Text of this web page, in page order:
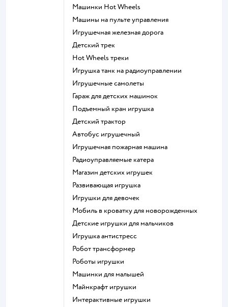
Машинки Hot Wheels
Машины на пульте управления
Игрушечная железная дорога
Детский трек
Hot Wheels треки
Игрушка танк на радиоуправлении
Игрушечные самолеты
Гараж для детских машинок
Подъемный кран игрушка
Детский трактор
Автобус игрушечный
Игрушечная пожарная машина
Радиоуправляемые катера
Магазин детских игрушек
Развивающая игрушка
Игрушки для девочек
Мобиль в кроватку для новорожденных
Детские игрушки для мальчиков
Игрушка антистресс
Робот трансформер
Роботы игрушки
Машинки для малышей
Майнкрафт игрушки
Интерактивные игрушки